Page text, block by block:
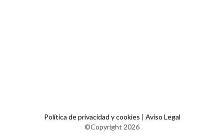
Política de privacidad y cookies | Aviso Legal
©Copyright 2026